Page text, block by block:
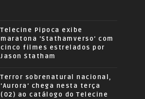
Telecine Pipoca exibe
maratona 'Stathamverso' com
cinco filmes estrelados por
Jason Statham
Terror sobrenatural nacional,
'Aurora' chega nesta terça
(02) ao catálogo do Telecine